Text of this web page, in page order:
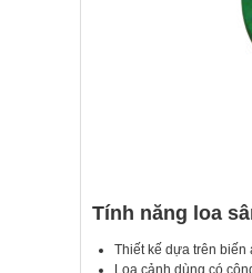
Tính năng loa
Thiết kế dựa trên biến
Loa cảnh dùng có